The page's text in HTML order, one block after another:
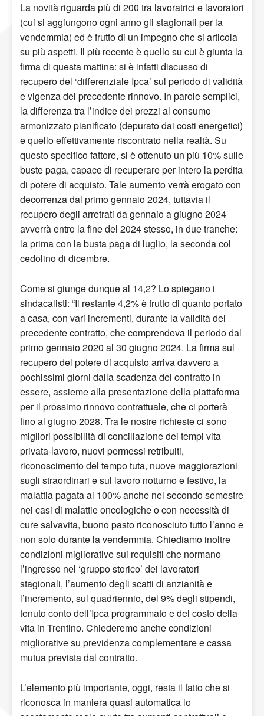
La novità riguarda più di 200 tra lavoratrici e lavoratori
(cui si aggiungono ogni anno gli stagionali per la
vendemmia) ed è frutto di un impegno che si articola
su più aspetti. Il più recente è quello su cui è giunta la
firma di questa mattina: si è infatti discusso di
recupero del ‘differenziale Ipca’ sul periodo di validità
e vigenza del precedente rinnovo. In parole semplici,
la differenza tra l’indice dei prezzi al consumo
armonizzato pianificato (depurato dai costi energetici)
e quello effettivamente riscontrato nella realtà. Su
questo specifico fattore, si è ottenuto un più 10% sulle
buste paga, capace di recuperare per intero la perdita
di potere di acquisto. Tale aumento verrà erogato con
decorrenza dal primo gennaio 2024, tuttavia il
recupero degli arretrati da gennaio a giugno 2024
avverrà entro la fine del 2024 stesso, in due tranche:
la prima con la busta paga di luglio, la seconda col
cedolino di dicembre.
Come si giunge dunque al 14,2? Lo spiegano i
sindacalisti: “Il restante 4,2% è frutto di quanto portato
a casa, con vari incrementi, durante la validità del
precedente contratto, che comprendeva il periodo dal
primo gennaio 2020 al 30 giugno 2024. La firma sul
recupero del potere di acquisto arriva davvero a
pochissimi giorni dalla scadenza del contratto in
essere, assieme alla presentazione della piattaforma
per il prossimo rinnovo contrattuale, che ci porterà
fino al giugno 2028. Tra le nostre richieste ci sono
migliori possibilità di conciliazione dei tempi vita
privata-lavoro, nuovi permessi retribuiti,
riconoscimento del tempo tuta, nuove maggiorazioni
sugli straordinari e sul lavoro notturno e festivo, la
malattia pagata al 100% anche nel secondo semestre
nei casi di malattie oncologiche o con necessità di
cure salvavita, buono pasto riconosciuto tutto l’anno e
non solo durante la vendemmia. Chiediamo inoltre
condizioni migliorative sui requisiti che normano
l’ingresso nel ‘gruppo storico’ dei lavoratori
stagionali, l’aumento degli scatti di anzianità e
l’incremento, sul quadriennio, del 9% degli stipendi,
tenuto conto dell’Ipca programmato e del costo della
vita in Trentino. Chiederemo anche condizioni
migliorative su previdenza complementare e cassa
mutua prevista dal contratto.
L’elemento più importante, oggi, resta il fatto che si
riconosca in maniera quasi automatica lo